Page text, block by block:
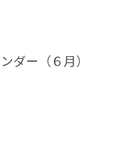
ダー（６月）